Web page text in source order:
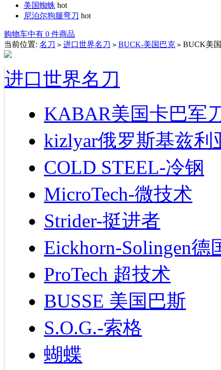
美国蜘蛛 hot
尼泊尔狗腿弯刀 hot
购物车中有 0 件商品
当前位置: 名刀 > 进口世界名刀 > BUCK-美国巴克 > BUCK美
进口世界名刀
KABAR美国卡巴军
kizlyar俄罗斯基兹利
COLD STEEL-冷钢
MicroTech-微技术
Strider-挺进者
Eickhorn-Solingen德
ProTech 超技术
BUSSE 美国巴斯
S.O.G.-索格
蝴蝶